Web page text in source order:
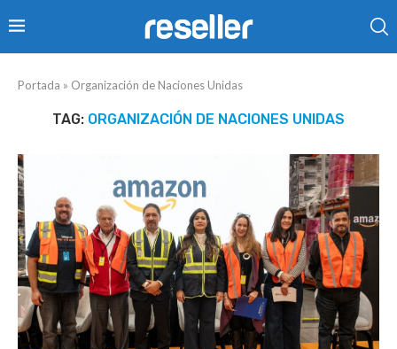
Portada » Organización de Naciones Unidas
TAG: ORGANIZACIÓN DE NACIONES UNIDAS